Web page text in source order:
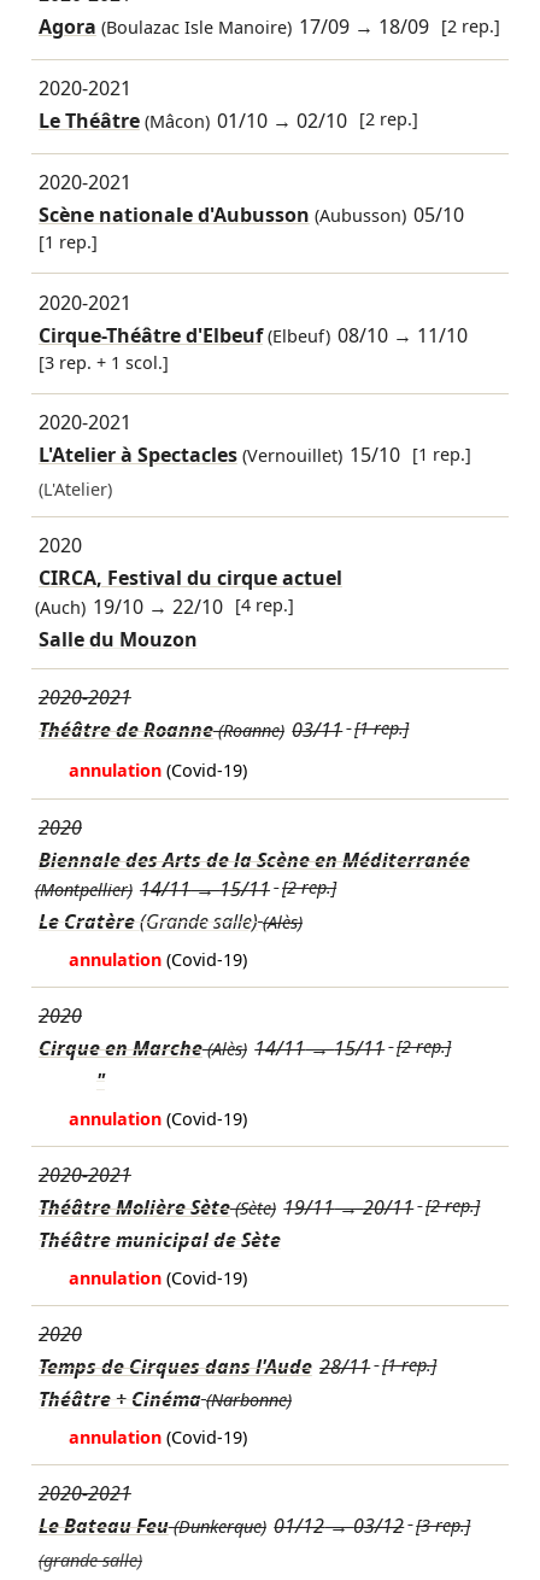
Agora (Boulazac Isle Manoire) 17/09 → 18/09 [2 rep.]
2020-2021
Le Théâtre(Mâcon) 01/10 →02/10 [2 rep.]
2020-2021
Scène nationale d'Aubusson (Aubusson) 05/10
[1 rep.]
2020-2021
Cirque-Théâtre d'Elbeuf(Elbeuf) 08/10 → 11/10
[3 rep. + 1 scol.]
2020-2021
L'Atelier à Spectacles(Vernouillet) 15/10 [1 rep.]
(L'Atelier)
2020
CIRCA, Festival du cirque actuel
(Auch) 19/10 →22/10 [4 rep.]
Salle du Mouzon
2020-2021
Théâtre de Roanne(Roanne) 03/11 [1 rep.]
annulation (Covid-19)
2020
Biennale des Arts de la Scène en Méditerranée
(Montpellier) 14/11→15/11 [2 rep.]
Le Cratère(Grande salle) (Alès)
annulation (Covid-19)
2020
Cirque en Marche(Alès) 14/11→15/11 [2 rep.]
"
annulation (Covid-19)
2020-2021
Théâtre Molière Sète(Sète) 19/11→20/11 [2 rep.]
Théâtre municipal de Sète
annulation (Covid-19)
2020
Temps de Cirques dans l'Aude 28/11 [1 rep.]
Théâtre + Cinéma (Narbonne)
annulation (Covid-19)
2020-2021
Le Bateau Feu(Dunkerque) 01/12→03/12 [3 rep.]
(grande salle)